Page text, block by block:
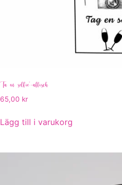
“Ta en selfie”-affisch
65,00 kr
Lägg till i varukorg